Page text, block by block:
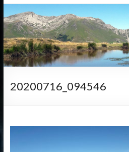
20200716_094546